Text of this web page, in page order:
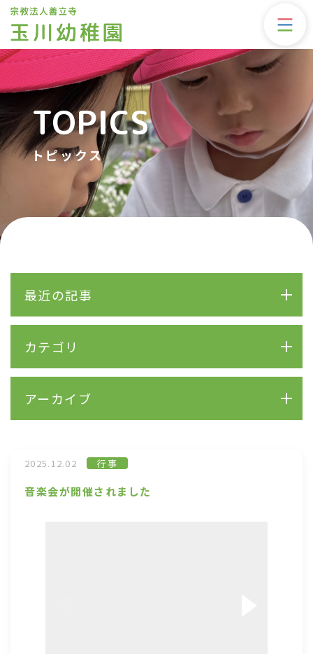
TOPICS
トピックス
最近の記事
カテゴリ
アーカイブ
2025.12.02 行事
音楽会が開催されました